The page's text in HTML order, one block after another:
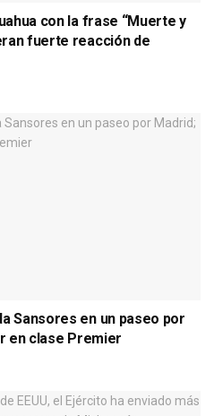
con la frase “Muerte y
fuerte reacción de
Sansores en un paseo por
en clase Premier